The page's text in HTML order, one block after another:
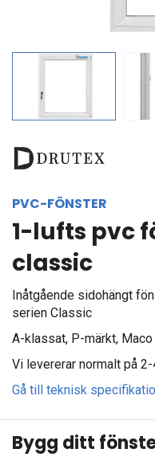
PVC-FÖNSTER
1-lufts pvc
classic
Inåtgående sidohängt
serien Classic
A-klassat, P-märkt,
Vi levererar normalt på
Gå till teknisk
Bygg ditt